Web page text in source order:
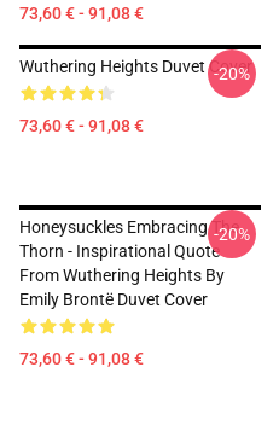
73,60 € - 91,08 €
Wuthering Heights Duvet Cover
73,60 € - 91,08 €
-20%
Honeysuckles Embracing The
Thorn - Inspirational Quote
From Wuthering Heights By
Emily Brontë Duvet Cover
73,60 € - 91,08 €
-20%